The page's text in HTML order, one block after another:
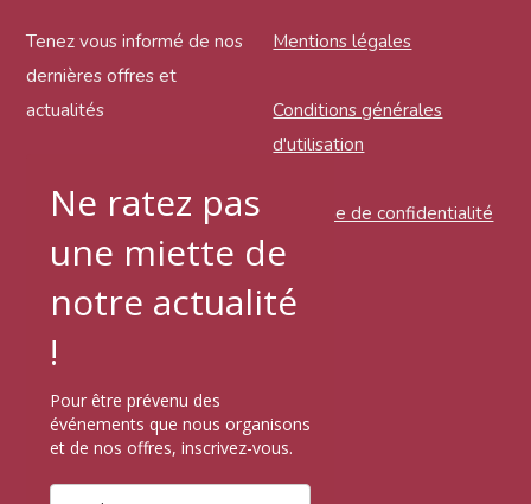
Tenez vous informé de nos
dernières offres et
actualités
Ne ratez pas
une miette de
notre actualité
!
Pour être prévenu des
événements que nous organisons
et de nos offres, inscrivez-vous.
Mentions légales
Conditions générales
d'utilisation
Politique de confidentialité